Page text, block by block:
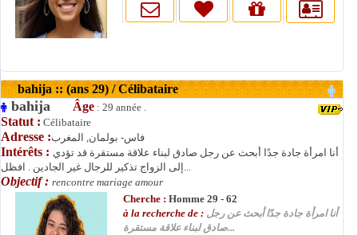
bahija :: (ans 29) / Célibataire
bahija Âge : 29 année .
Statut : Célibataire
Adresse :فاس- بولمان, المغرب
Intérêts : أنا امرأة جادة جدًا أبحث عن رجل صادق لبناء علاقة مستقرة قد تؤدي
إلى الزواج تذكير للرجال غير الجادين . افظل...
Objectif : rencontre mariage amour
Cherche : Homme 29 - 62
à la recherche de : أنا امرأة جادة جدًا أبحث عن رجل
صادق لبناء علاقة مستقرة...